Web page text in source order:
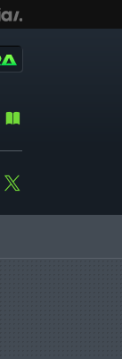
Youtube